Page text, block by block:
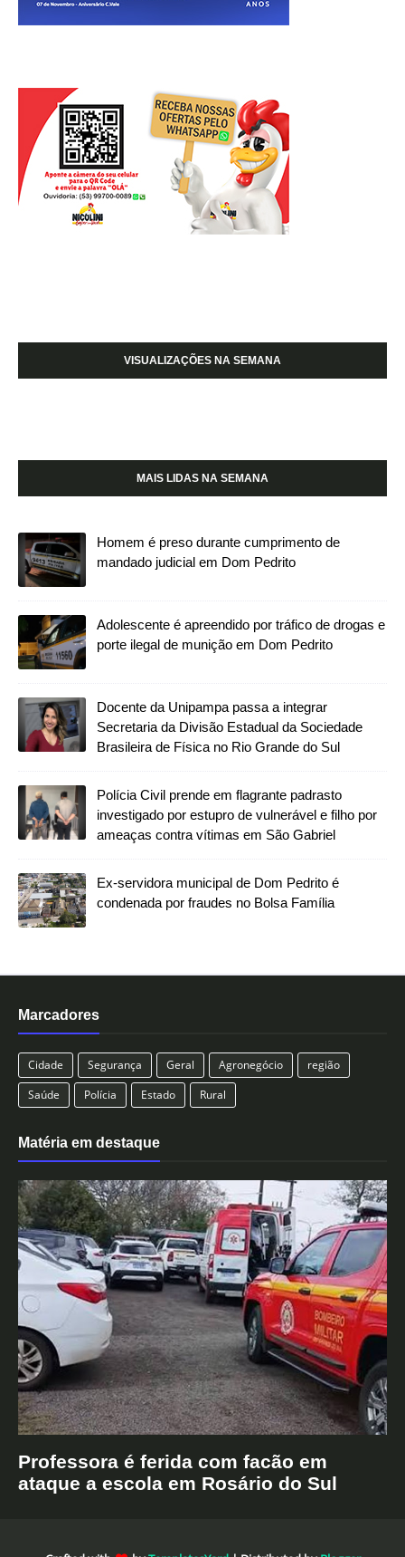
VISUALIZAÇÕES NA SEMANA
MAIS LIDAS NA SEMANA
Homem é preso durante cumprimento de
mandado judicial em Dom Pedrito
Adolescente é apreendido por tráfico de drogas e
porte ilegal de munição em Dom Pedrito
Docente da Unipampa passa a integrar
Secretaria da Divisão Estadual da Sociedade
Brasileira de Física no Rio Grande do Sul
Polícia Civil prende em flagrante padrasto
investigado por estupro de vulnerável e filho por
ameaças contra vítimas em São Gabriel
Ex-servidora municipal de Dom Pedrito é
condenada por fraudes no Bolsa Família
Marcadores
Cidade Segurança Geral Agronegócio
região
Saúde
Polícia Estado Rural
Matéria em destaque
Professora é ferida com facão em
ataque a escola em Rosário do Sul